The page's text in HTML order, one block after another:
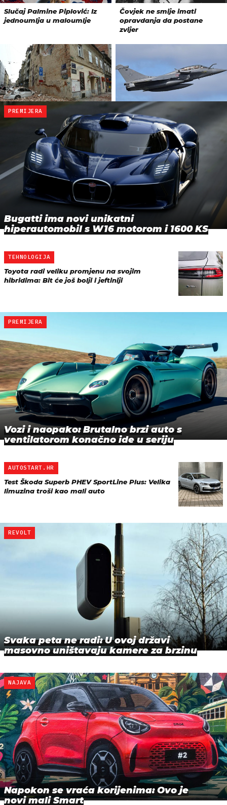
PREMIJERA
Bugatti ima novi unikatni
hiperautomobil s W16 motorom i 1600 KS
TEHNOLOGIJA
Toyota radi veliku promjenu na svojim
hibridima: Bit će još bolji i jeftiniji
PREMIJERA
Vozi i naopako: Brutalno brzi auto s
ventilatorom konačno ide u seriju
AUTOSTART.HR
Test Škoda Superb PHEV SportLine Plus: Velika
limuzina troši kao mali auto
REVOLT
Svaka peta ne radi: U ovoj državi
masovno uništavaju kamere za brzinu
NAJAVA
Napokon se vraća korijenima: Ovo je
novi mali Smart